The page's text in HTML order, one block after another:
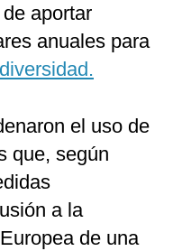
aportar
anuales para
el uso de
que, según
a la
de una